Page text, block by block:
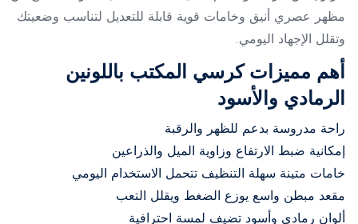
مظهر عصري أنيق وخامات قوية قابلة للتعديل لتناسب وضعيتك
وتقلل الإجهاد اليومي.
أهم مميزات كرسي المكتب باللونين
الرمادي والأسود
راحة مدروسة بدعم للظهر والرقبة
إمكانية ضبط الارتفاع وزاوية الميل والذراعين
خامات متينة سهلة التنظيف تتحمل الاستخدام اليومي
مقعد مبطن واسع يوزع الضغط ويقلل التعب
ألوان رمادي وأسود تضيف لمسة احترافية